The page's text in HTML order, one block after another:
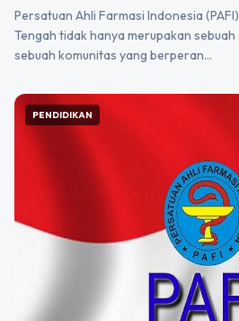
Persatuan Ahli Farmasi Indonesia
Tengah tidak hanya merupakan
sebuah komunitas yang berperan…
PENDIDIKAN